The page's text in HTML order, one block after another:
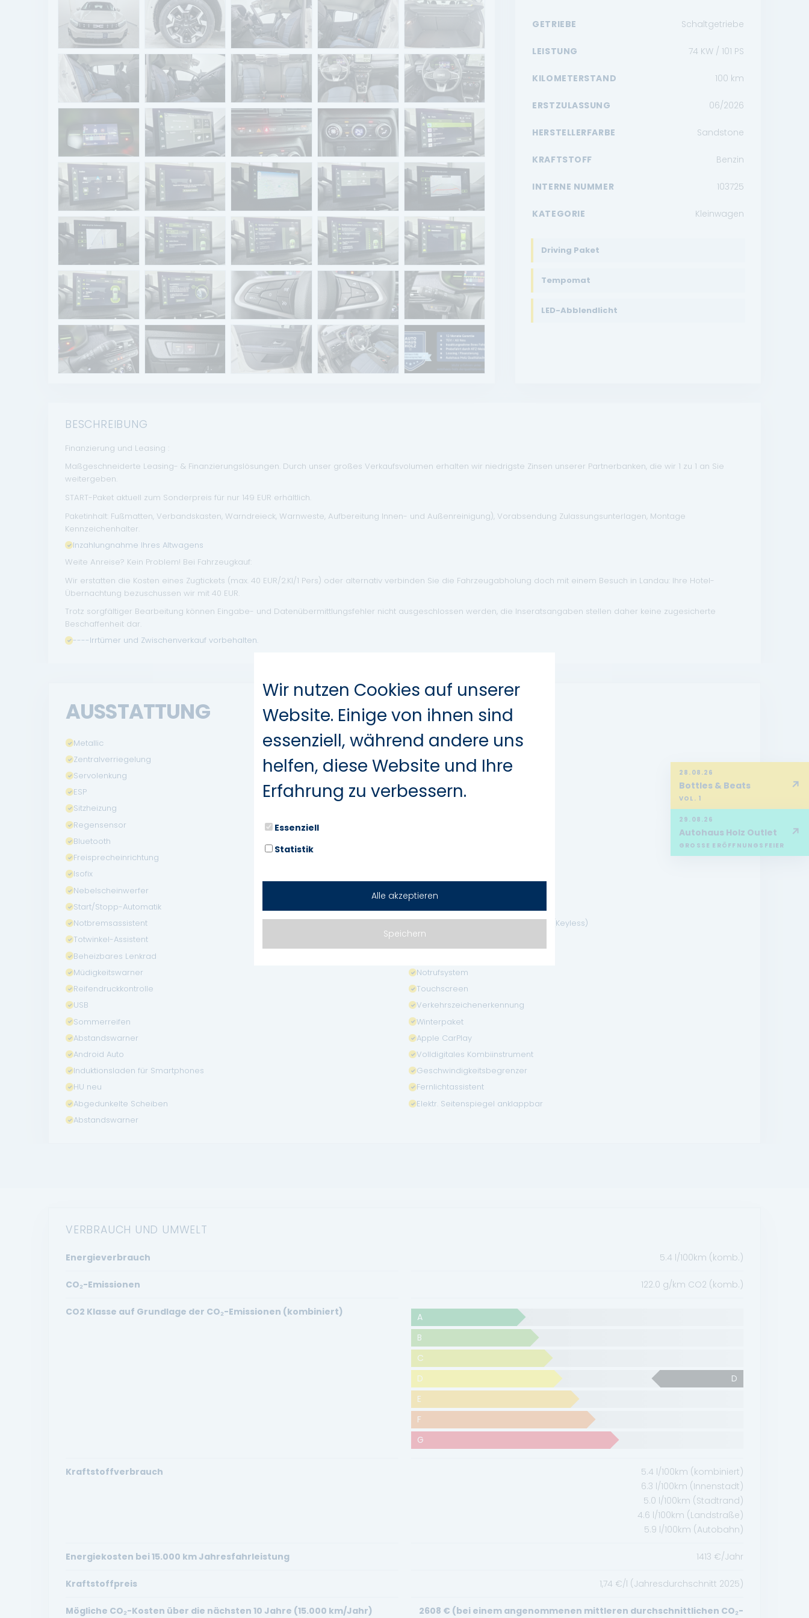
GETRIEBE Schaltgetriebe
LEISTUNG 74 KW / 101 PS
KILOMETERSTAND 100 km
ERSTZULASSUNG 06/2026
HERSTELLERFARBE Sandstone
KRAFTSTOFF Benzin
INTERNE NUMMER 103725
KATEGORIE Kleinwagen
Driving Paket
Tempomat
LED-Abblendlicht
BESCHREIBUNG
Finanzierung und Leasing :
Maßgeschneiderte Leasing- & Finanzierungslösungen. Durch unser großes Verkaufsvolumen erhalten wir niedrigste Zinsen unserer Partnerbanken, die wir 1 zu 1 an Sie
weitergeben.
START-Paket aktuell zum Sonderpreis für nur 149 EUR erhältlich.
Paketinhalt: Fußmatten, Verbandskasten, Warndreieck, Warnweste, Aufbereitung Innen- und Außenreinigung), Vorabsendung Zulassungsunterlagen, Montage
Kennzeichenhalter.
Inzahlungnahme Ihres Altwagens
Weite Anreise? Kein Problem! Bei Fahrzeugkauf:
Wir erstatten die Kosten eines Zugtickets (max. 40 EUR/2.Kl/1 Pers) oder alternativ verbinden Sie die Fahrzeugabholung doch mit einem Besuch in Landau: Ihre Hotel-
Übernachtung bezuschussen wir mit 40 EUR.
Trotz sorgfältiger Bearbeitung können Eingabe- und Datenübermittlungsfehler nicht ausgeschlossen werden, die Inseratsangaben stellen daher keine zugesicherte
Beschaffenheit dar.
----Irrtümer und Zwischenverkauf vorbehalten.
AUSSTATTUNG
Metallic
Leichtmetallfelgen
Zentralverriegelung
Elektr. Fensterheber
Servolenkung
ABS
ESP
Navigationssystem
Sitzheizung
Regensensor
Bluetooth
Freisprecheinrichtung
Isofix
Nebelscheinwerfer
Traktionskontrolle
Start/Stopp-Automatik
Notbremsassistent
Schlüssellose Zentralverriegelung (Keyless)
Totwinkel-Assistent
Armlehne
Beheizbares Lenkrad
Müdigkeitswarner
Notrufsystem
Reifendruckkontrolle
Touchscreen
USB
Verkehrszeichenerkennung
Sommerreifen
Winterpaket
Abstandswarner
Apple CarPlay
Android Auto
Volldigitales Kombiinstrument
Induktionsladen für Smartphones
Geschwindigkeitsbegrenzer
HU neu
Fernlichtassistent
Abgedunkelte Scheiben
Elektr. Seitenspiegel anklappbar
Abstandswarner
VERBRAUCH UND UMWELT
Energieverbrauch 5.4 l/100km (komb.)
CO₂-Emissionen 122.0 g/km CO2 (komb.)
CO2 Klasse auf Grundlage der CO₂-Emissionen (kombiniert)
A
B
C
D
D
E
F
G
Kraftstoffverbrauch 5.4 l/100km (kombiniert)
6.3 l/100km (Innenstadt)
5.0 l/100km (Stadtrand)
4.6 l/100km (Landstraße)
5.9 l/100km (Autobahn)
Energiekosten bei 15.000 km Jahresfahrleistung 1413 €/Jahr
Kraftstoffpreis 1,74 €/l (Jahresdurchschnitt 2025)
Mögliche CO₂-Kosten über die nächsten 10 Jahre (15.000 km/Jahr) 2608 € (bei einem angenommenen mittleren durchschnittlichen CO₂-
28.08.26
Bottles & Beats
VOL. 1
↗
29.08.26
Autohaus Holz Outlet
GROSSE ERÖFFNUNGSFEIER
↗
Wir nutzen Cookies auf unserer
Website. Einige von ihnen sind
essenziell, während andere uns
helfen, diese Website und Ihre
Erfahrung zu verbessern.
Essenziell
Statistik
Alle akzeptieren
Speichern